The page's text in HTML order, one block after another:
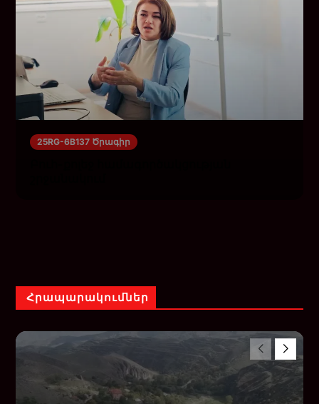
25RG-6B137 Ծրագիր
Հրապարակումներ